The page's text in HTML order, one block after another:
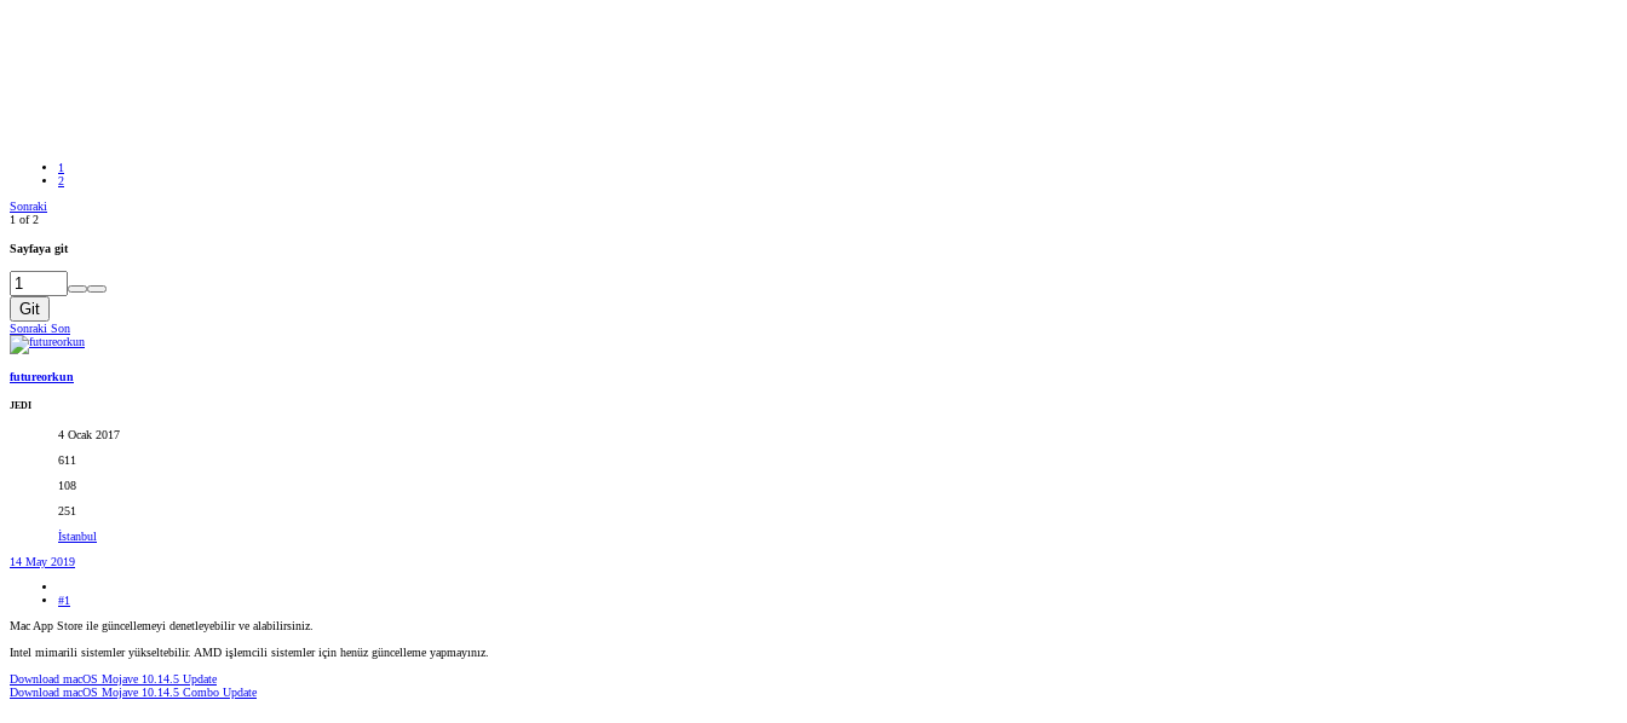
1
2
Sonraki
1 of 2
Sayfaya git
Git
Sonraki Son
futureorkun
JEDI
4 Ocak 2017
611
108
251
İstanbul
14 May 2019
#1
Mac App Store ile güncellemeyi denetleyebilir ve alabilirsiniz.
Intel mimarili sistemler yükseltebilir. AMD işlemcili sistemler için henüz güncelleme yapmayınız.
Download macOS Mojave 10.14.5 Update
Download macOS Mojave 10.14.5 Combo Update